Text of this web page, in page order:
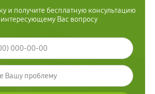
и получите бесплатную консультацию
Вас вопросу